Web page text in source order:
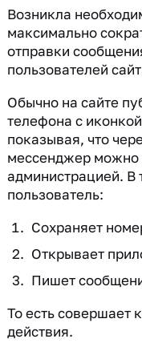
Возникла
максимально
отправки
пользователей
Обычно на сайте
телефона с
показывая, что
мессенджер можно
администрацией. В
пользователь:
Сохраняет
Открывает
Пишет
То есть совершает
действия.